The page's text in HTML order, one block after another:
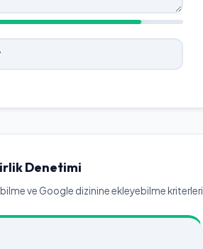
Denetimi
ve Google dizinine ekleyebilme kriterleri.